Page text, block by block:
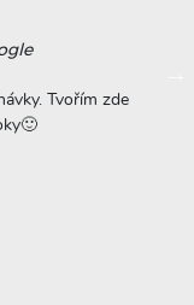
Tvořím zde